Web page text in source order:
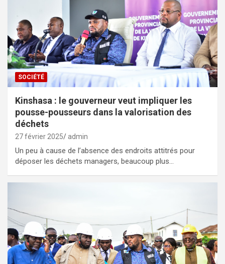
SOCIÉTÉ
Kinshasa : le gouverneur veut impliquer les
pousse-pousseurs dans la valorisation des
déchets
27 février 2025 admin
Un peu à cause de l’absence des endroits attitrés pour
déposer les déchets managers, beaucoup plus…